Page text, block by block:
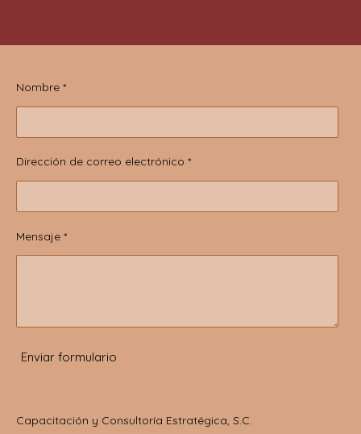
Nombre *
Dirección de correo electrónico *
Mensaje *
Enviar formulario
Capacitación y Consultoría Estratégica, S.C.